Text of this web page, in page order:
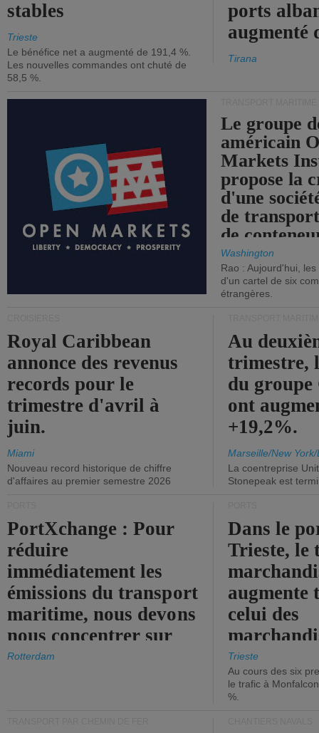
stables
Trieste
Le bénéfice net a augmenté de 191,4 %.
Les nouvelles commandes ont chuté de
58,5 %.
ports
augmenté
Tirana
Le groupe
américain
Markets
propose la
d'une
de
de
Washington
Rao : Aujourd'hui,
d'un cartel de six
étrangères.
Royal Caribbean
annonce des revenus
records pour le
trimestre d'avril à
juin.
Miami
Nouveau record historique de chiffre
d'affaires au premier semestre 2026
Au
trimestre,
du
ont
+19,2%.
Marseille/New
La coentreprise
Stonepeak est
PortXchange : Pour
réduire
immédiatement les
émissions du transport
maritime, nous devons
nous concentrer sur
les ports.
Rotterdam
Dans le
Trieste, le
augmente
celui des
diminue.
Trieste
Au cours des six
le trafic à
%.